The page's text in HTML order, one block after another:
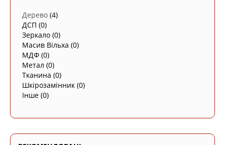
Дерево (4)
ДСП (0)
Зеркало (0)
Масив Вільха (0)
МДФ (0)
Метал (0)
Тканина (0)
Шкірозамінник (0)
Інше (0)